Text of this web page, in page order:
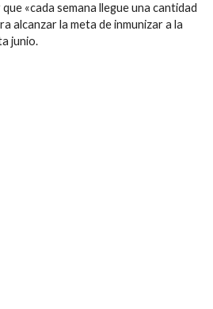
«cada semana llegue una cantidad
alcanzar la meta de inmunizar a la
junio.